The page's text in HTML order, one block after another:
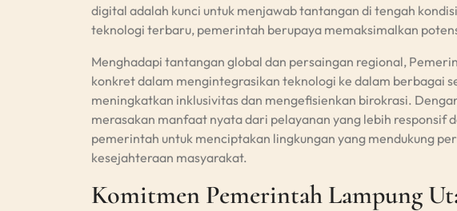
digital adalah kunci untuk menjawab tantangan di tengah
teknologi terbaru, pemerintah berupaya memaksimalkan
Menghadapi tantangan global dan persaingan regional,
konkret dalam mengintegrasikan teknologi ke dalam berbagai
meningkatkan inklusivitas dan mengefisienkan birokrasi.
merasakan manfaat nyata dari pelayanan yang lebih responsif
pemerintah untuk menciptakan lingkungan yang mendukung
kesejahteraan masyarakat.
Komitmen Pemerintah Lampung